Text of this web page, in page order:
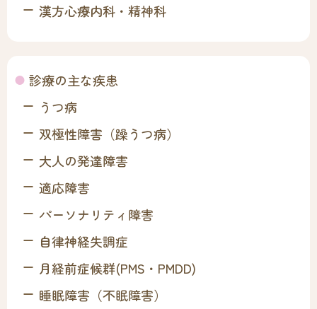
漢方心療内科・精神科
診療の主な疾患
うつ病
双極性障害（躁うつ病）
大人の発達障害
適応障害
パーソナリティ障害
自律神経失調症
月経前症候群(PMS・PMDD)
睡眠障害（不眠障害）